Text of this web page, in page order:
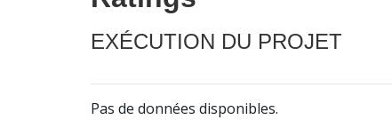
EXÉCUTION DU PROJET
Pas de données disponibles.